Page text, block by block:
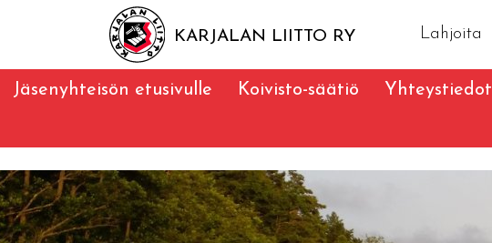
KARJALAN LIITTO RY Lahjoita
Jäsenyhteisön etusivulle Koivisto-säätiö Yhteystiedot